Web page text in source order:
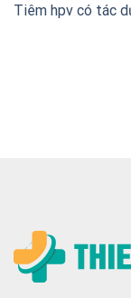
Tiêm hpv có tác